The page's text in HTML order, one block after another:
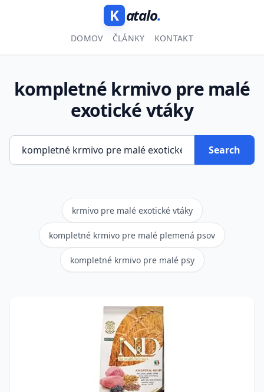
K atalo.
DOMOV ČLÁNKY KONTAKT
kompletné krmivo pre malé
exotické vtáky
Search
krmivo pre malé exotické vtáky
kompletné krmivo pre malé plemená psov
kompletné krmivo pre malé psy